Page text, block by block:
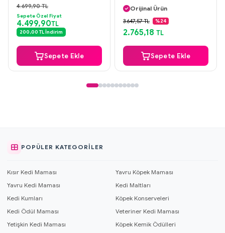
Güvenli Ödeme
Aynı Gün Kargo
4.699,90 TL
Sepete Özel Fiyat
4.499,90TL
200,00 TL İndirim
Sepete Ekle
Orijinal Ürün
Güvenli Ödeme
Aynı Gün Kargo
3.647,57 TL %24
2.765,18 TL
Sepete Ekle
POPÜLER KATEGORILER
Kısır Kedi Maması
Yavru Köpek Maması
Yavru Kedi Maması
Kedi Maltları
Kedi Kumları
Köpek Konserveleri
Kedi Ödül Maması
Veteriner Kedi Maması
Yetişkin Kedi Maması
Köpek Kemik Ödülleri